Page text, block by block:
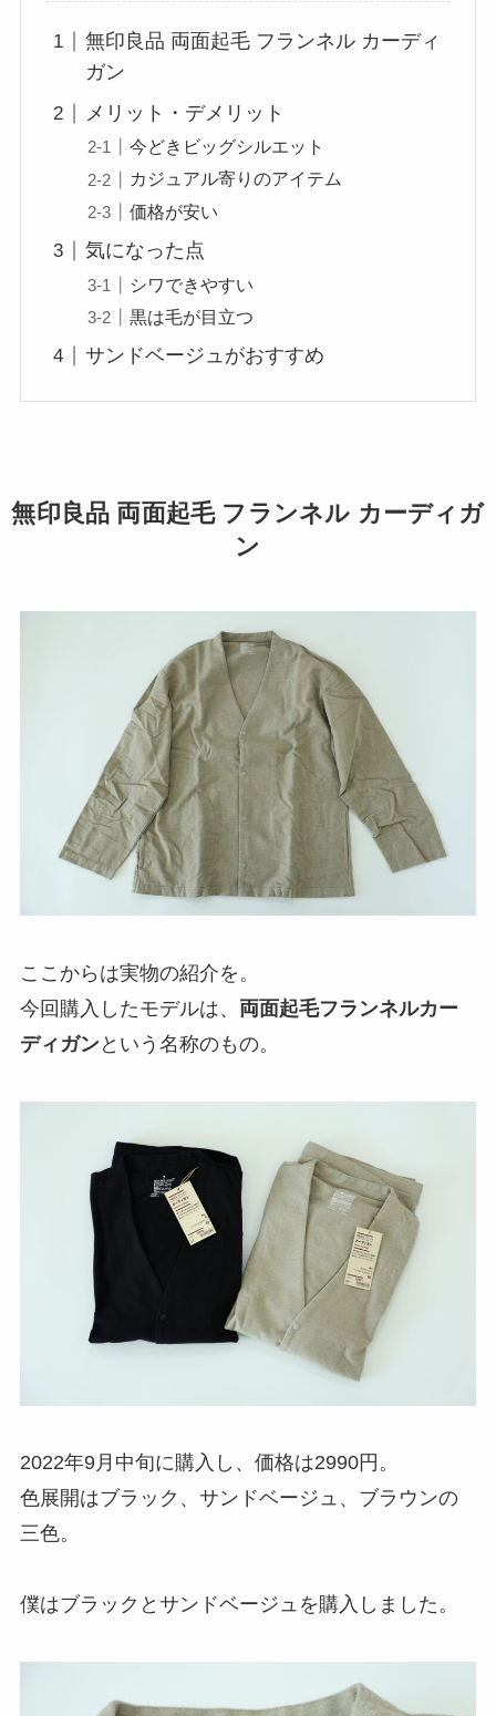
無印良品 両面起毛 フランネル カーディ
ガン
メリット・デメリット
今どきビッグシルエット
カジュアル寄りのアイテム
価格が安い
気になった点
シワできやすい
黒は毛が目立つ
サンドベージュがおすすめ
無印良品 両面起毛 フランネル カーディガ
ン
ここからは実物の紹介を。
今回購入したモデルは、 両面起毛フランネルカー
ディガンという名称のもの。
2022年9月中旬に購入し、価格は2990円。
色展開はブラック、サンドベージュ、ブラウンの
三色。
僕はブラックとサンドベージュを購入しました。